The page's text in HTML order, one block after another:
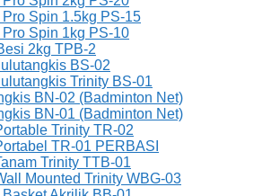
Spin 1.5kg PS-15
Spin 1kg PS-10
2kg TPB-2
BS-02
Trinity BS-01
BN-02 (Badminton Net)
BN-01 (Badminton Net)
Trinity TR-02
TR-01 PERBASI
Trinity TTB-01
Mounted Trinity WBG-03